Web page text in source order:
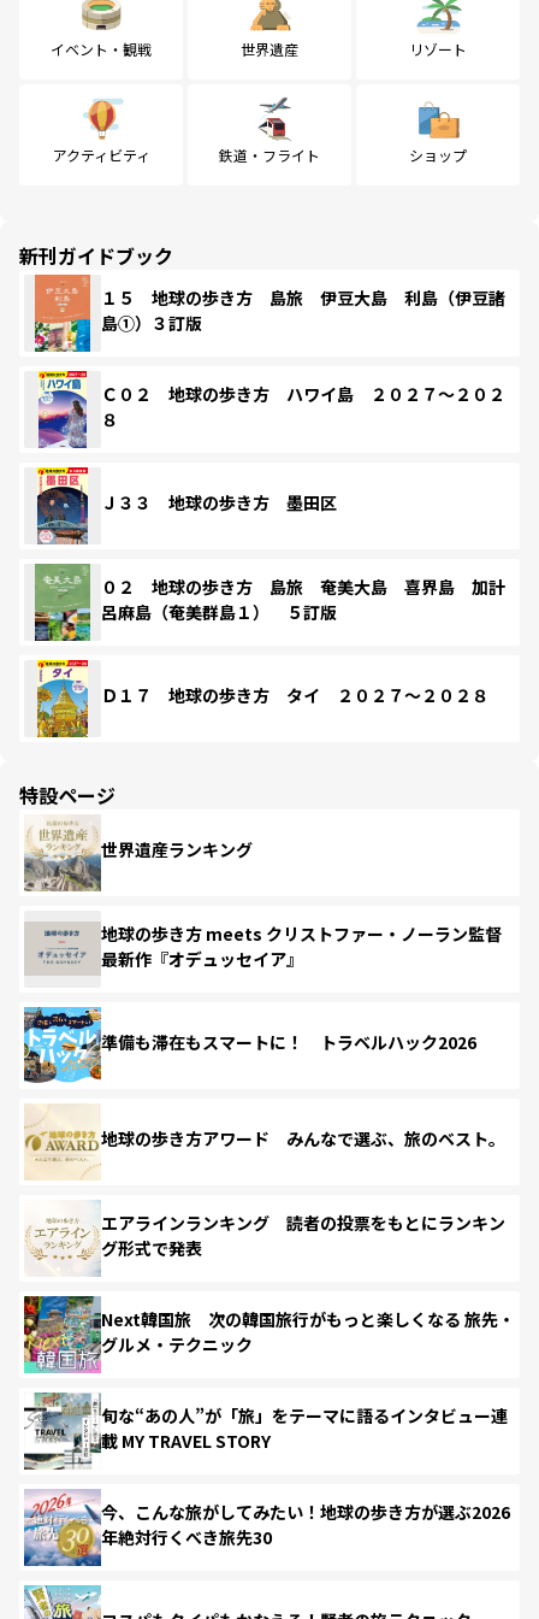
イベント・観戦 世界遺産 リゾート
アクティビティ 鉄道・フライト ショップ
新刊ガイドブック
１５ 地球の歩き方 島旅 伊豆大島 利島（伊豆諸
島①）３訂版
Ｃ０２ 地球の歩き方 ハワイ島 ２０２７～２０２
８
Ｊ３３ 地球の歩き方 墨田区
０２ 地球の歩き方 島旅 奄美大島 喜界島 加計
呂麻島（奄美群島１） ５訂版
Ｄ１７ 地球の歩き方 タイ ２０２７～２０２８
特設ページ
世界遺産ランキング
地球の歩き方 meets クリストファー・ノーラン監督
最新作『オデュッセイア』
準備も滞在もスマートに！ トラベルハック2026
地球の歩き方アワード みんなで選ぶ、旅のベスト。
エアラインランキング 読者の投票をもとにランキン
グ形式で発表
Next韓国旅 次の韓国旅行がもっと楽しくなる 旅先・
グルメ・テクニック
旬な“あの人”が「旅」をテーマに語るインタビュー連
載 MY TRAVEL STORY
今、こんな旅がしてみたい！地球の歩き方が選ぶ2026
年絶対行くべき旅先30